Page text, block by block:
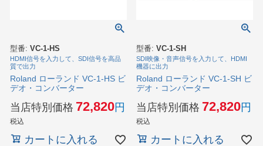
型番: VC-1-HS
HDMI信号を入力して、SDI信号を高品
質で出力
Roland ローランド VC-1-HS ビ
デオ・コンバーター
当店特別価格 72,820
税込
カートに入れる
型番: VC-1-SH
SDI映像・音声信号を入力して、HDMI
機器に出力
Roland ローランド VC-1-SH ビ
デオ・コンバーター
当店特別価格 72,820
税込
カートに入れる